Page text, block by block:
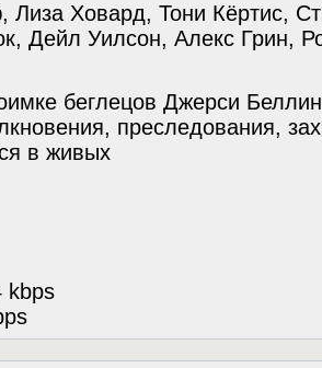
Ховард, Тони Кёртис,
Дейл Уилсон, Алекс Грин,
беглецов Джерси
преследования,
в живых
kbps